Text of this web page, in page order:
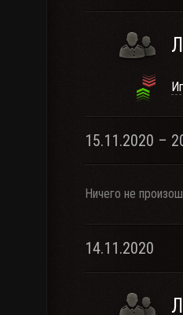
15.11.2020 –
Ничего не
14.11.2020